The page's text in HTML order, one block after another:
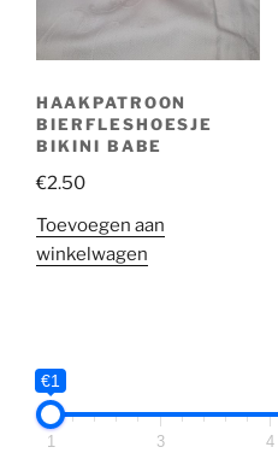
HAAKPATROON
BIERFLESHOESJE
BIKINI BABE
€2.50
Toevoegen aan
winkelwagen
€1
1 3 4